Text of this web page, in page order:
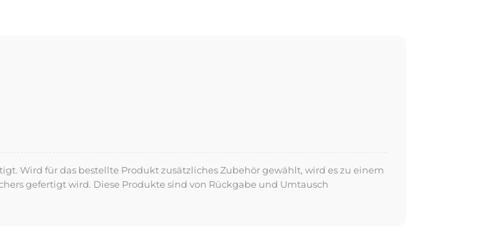
Wird für das bestellte Produkt zusätzliches Zubehör gewählt, wird es zu einem
gefertigt wird. Diese Produkte sind von Rückgabe und Umtausch